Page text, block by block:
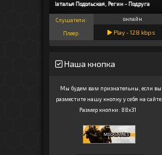
Наталья Подольская, Регин - Подруга
Слушатели: онлайн
Плеер: Play -128 kbps
Наша кнопка
Мы будем вам признательны, если вы
разместите нашу кнопку у себя на сайте.
Размер кнопки: 88x31